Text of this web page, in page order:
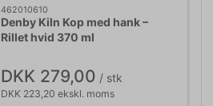
462010610
Denby Kiln Kop med hank –
Rillet hvid 370 ml
DKK 279,00 / stk
DKK 223,20 ekskl. moms